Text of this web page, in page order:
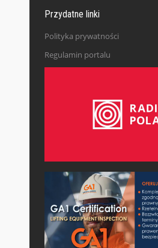
Przydatne linki
Polityka prywatności
Regulamin portalu